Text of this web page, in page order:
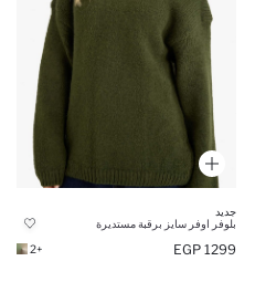
جديد
بلوفر اوفر سايز برقبة مستديرة
1299 EGP
+2